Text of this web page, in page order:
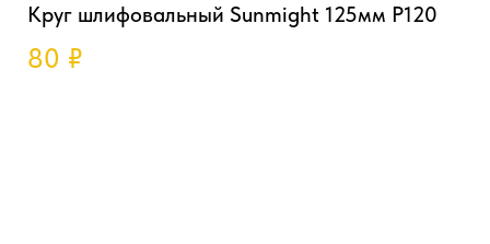
Круг шлифовальный Sunmight 125мм P120
80 ₽